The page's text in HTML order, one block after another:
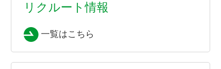
リクルート情報
一覧はこちら